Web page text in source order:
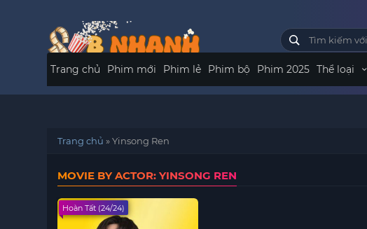
Trang chủ Phim mới Phim lẻ Phim bộ Phim 2025 Thể loại
Trang chủ »Yinsong Ren
MOVIE BY ACTOR: YINSONG REN
Hoàn Tất (24/24)